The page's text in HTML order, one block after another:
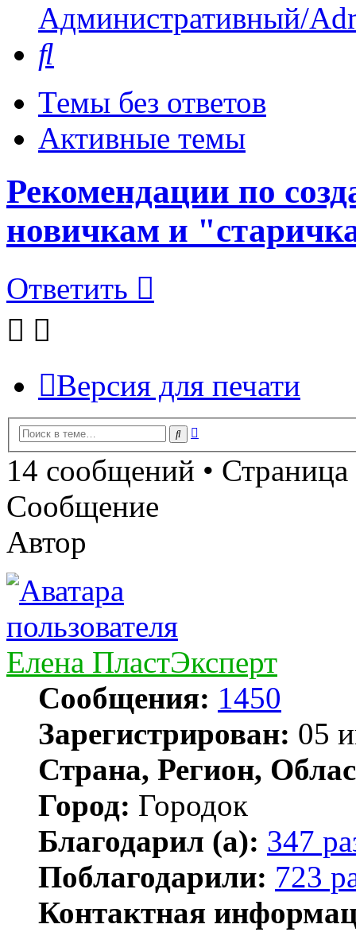
Административный/
Темы без ответов
Активные темы
Рекомендации по
новичкам и
Ответить
Версия для печати
Поиск
14 сообщений • Страница
Сообщение
Автор
Елена ПластЭксперт
Сообщения: 1450
Зарегистрирован: 05
Страна, Регион,
Город: Городок
Благодарил (а): 347
Поблагодарили: 723
Контактная